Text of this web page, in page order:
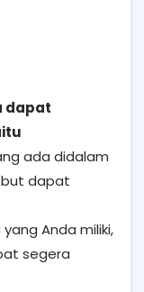
dapat
ada didalam
dapat
Anda miliki,
segera